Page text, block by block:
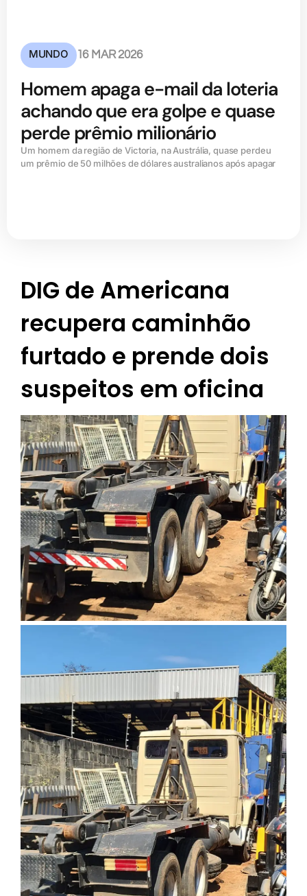
MUNDO 16 MAR 2026
Homem apaga e-mail da loteria
achando que era golpe e quase
perde prêmio milionário
Um homem da região de Victoria, na Austrália, quase perdeu
um prêmio de 50 milhões de dólares australianos após apagar
DIG de Americana
recupera caminhão
furtado e prende dois
suspeitos em oficina